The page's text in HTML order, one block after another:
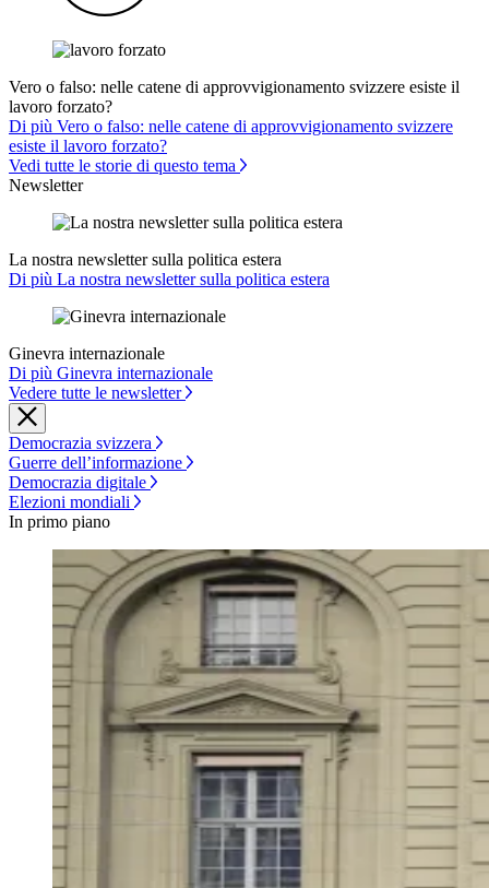
Vero o falso: nelle catene di approvvigionamento svizzere esiste il
lavoro forzato?
Di più Vero o falso: nelle catene di approvvigionamento svizzere
esiste il lavoro forzato?
Vedi tutte le storie di questo tema
Newsletter
La nostra newsletter sulla politica estera
Di più La nostra newsletter sulla politica estera
Ginevra internazionale
Di più Ginevra internazionale
Vedere tutte le newsletter
Democrazia svizzera
Guerre dell’informazione
Democrazia digitale
Elezioni mondiali
In primo piano